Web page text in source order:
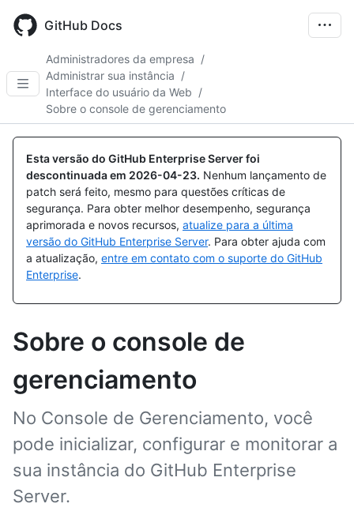
main
GitHub Docs
Administradores da empresa /
Administrar sua instância /
Interface do usuário da Web /
Sobre o console de gerenciamento
Esta versão do GitHub Enterprise Server foi
descontinuada em 2026-04-23. Nenhum lançamento de
patch será feito, mesmo para questões críticas de
segurança. Para obter melhor desempenho, segurança
aprimorada e novos recursos, atualize para a última
versão do GitHub Enterprise Server. Para obter ajuda com
a atualização, entre em contato com o suporte do GitHub
Enterprise.
Sobre o console de
gerenciamento
No Console de Gerenciamento, você
pode inicializar, configurar e monitorar a
sua instância do GitHub Enterprise
Server.